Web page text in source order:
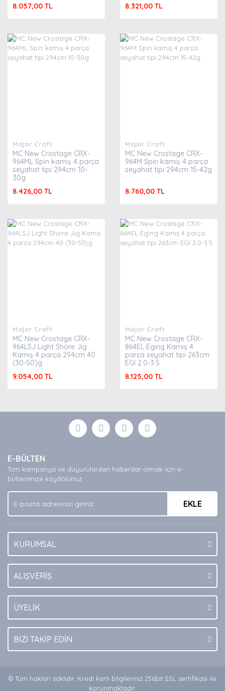
8.057,00 TL
8.321,00 TL
Major Craft
MC New Crostage CRX-
964ML Spin kamış 4 parça
seyahat tipi 294cm 10-
30g
8.426,00 TL
Major Craft
MC New Crostage CRX-
964M Spin kamış 4 parça
seyahat tipi 294cm 15-42g
8.760,00 TL
Major Craft
MC New Crostage CRX-
964LSJ Light Shore Jig
Kamış 4 parça 294cm 40
(30-50)g
9.054,00 TL
Major Craft
MC New Crostage CRX-
864EL Eging Kamış 4
parça seyahat tipi 263cm
EGI 2.0-3.5
8.125,00 TL
E-BÜLTEN
Tüm kampanya ve duyurulardan haberdar olmak için e-
bültenimize kaydolunuz.
EKLE
KURUMSAL
ALIŞVERİŞ
ÜYELİK
BİZİ TAKİP EDİN
© Tüm hakları saklıdır. Kredi kartı bilgileriniz 256bit SSL sertifikası ile
korunmaktadır.